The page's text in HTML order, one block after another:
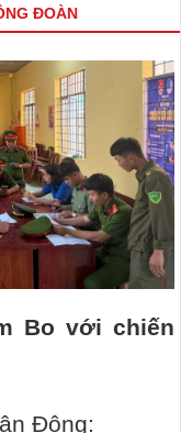
ĐOÀN
Bo với chiến
Đông: